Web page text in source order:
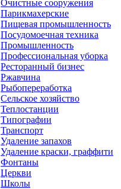
Очистные сооружения
Парикмахерские
Пищевая промышленность
Посудомоечная техника
Промышленность
Профессиональная уборка
Ресторанный бизнес
Ржавчина
Рыбопереработка
Сельское хозяйство
Теплостанции
Типографии
Транспорт
Удаление запахов
Удаление краски, граффити
Фонтаны
Церкви
Школы